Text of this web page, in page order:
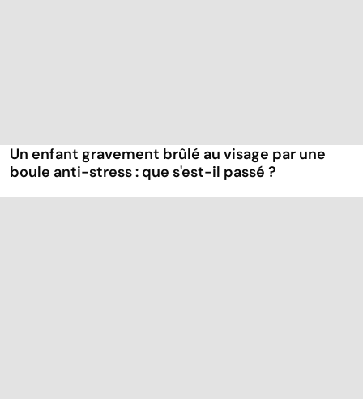
Un enfant gravement brûlé au visage par une
boule anti-stress : que s'est-il passé ?